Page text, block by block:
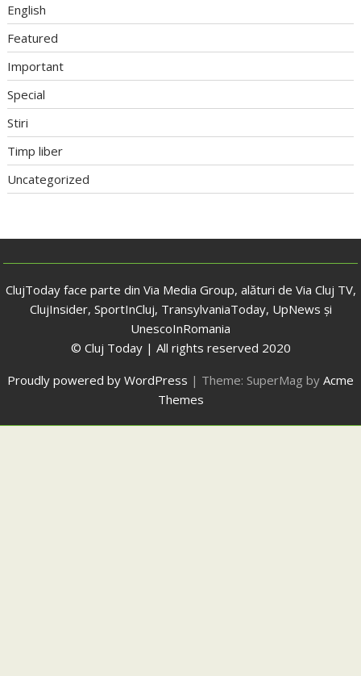
English
Featured
Important
Special
Stiri
Timp liber
Uncategorized
ClujToday face parte din Via Media Group, alături de Via Cluj TV,
ClujInsider, SportInCluj, TransylvaniaToday, UpNews și
UnescoInRomania
© Cluj Today | All rights reserved 2020
Proudly powered by WordPress | Theme: SuperMag by Acme
Themes